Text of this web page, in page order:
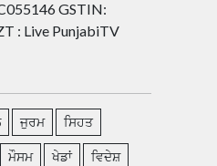
GSTIN:
: Live PunjabiTV
ਜੁਰਮ ਸਿਹਤ
ਮੌਸਮ ਖੇਡਾਂ ਵਿਦੇਸ਼